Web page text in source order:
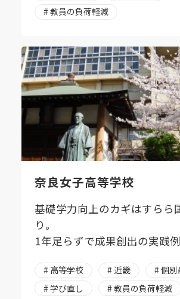
# 教員の負荷軽減
奈良女子高等学校
基礎学力向上のカギはすらら
り。
1年足らずで成果創出の実践例
# 高等学校 # 近畿
# 個
# 学び直し
# 教員の負荷軽減